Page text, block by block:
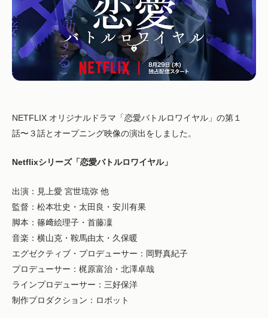
NETFLIX オリジナルドラマ「恋愛バトルロワイヤル」の第１
話〜３話とオープニング映像の演出をしました。
Netflixシリーズ「恋愛バトルロワイヤル」
出演：見上愛 宮世琉弥 他
監督：松本壮史・太田良・安川有果
脚本：篠﨑絵理子・首藤凜
音楽：横山克・鞍馬由太・久保暖
エグゼクティブ・プロデューサー：岡野真紀子
プロデューサー：梶原富治・北澤卓哉
ラインプロデューサー：三好保洋
制作プロダクション：ロボット